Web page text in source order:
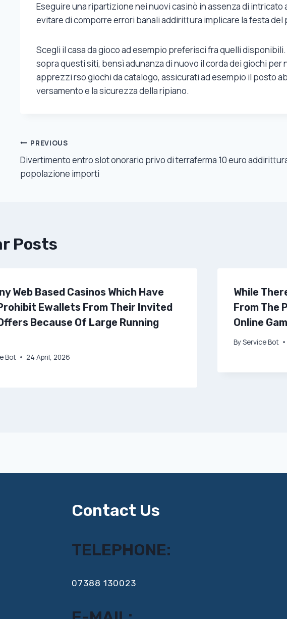
Eseguire una ripartizione nei nuovi casinò in assenza di
evitare di comporre errori banali addirittura implicare la festa del
Scegli il casa da gioco ad esempio preferisci fra quelli
sopra questi siti, bensì adunanza di nuovo il corda dei giochi
apprezzi rso giochi da catalogo, assicurati ad esempio il posto
versamento e la sicurezza della ripiano.
Post
Navigation
PREVIOUS
Divertimento entro slot onorario privo di terraferma 10 euro
popolazione importi
Posts
Web Based Casinos Which Have
Ewallets From Their Invited
Because Of Large Running
Bot 24 April, 2026
While
From The
Online
ByService Bot
Contact Us
TELEPHONE:
‍07388 130023